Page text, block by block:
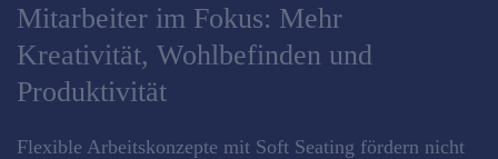
Mitarbeiter im Fokus: Mehr
Kreativität, Wohlbefinden und
Produktivität
Flexible Arbeitskonzepte mit Soft Seating fördern nicht